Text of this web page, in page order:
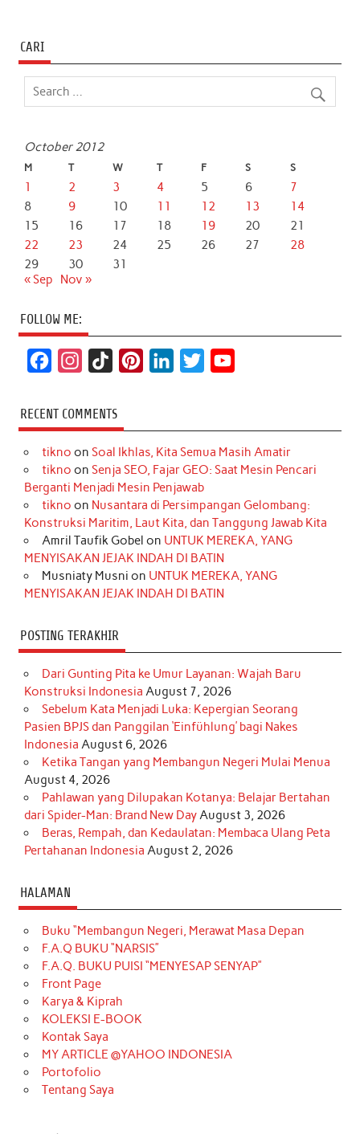
CARI
October 2012
M T W T F S S
1 2 3 4 5 6
7
8
9 10 11 12 13
14
15
16 17 18 19 20
21
22
23 24 25 26 27
28
29
30
31
« Sep
Nov »
FOLLOW ME:
c
e
b
o
k
s
t
a
r
a
m
k
T
o
k
t
e
r
e
s
t
k
e
d
I
n
t
t
r
T
u
e
RECENT COMMENTS
tikno on Soal Ikhlas, Kita Semua Masih Amatir
tikno on Senja SEO, Fajar GEO: Saat Mesin Pencari
Berganti Menjadi Mesin Penjawab
tikno on Nusantara di Persimpangan Gelombang:
Konstruksi Maritim, Laut Kita, dan Tanggung Jawab Kita
Amril Taufik Gobel on UNTUK MEREKA, YANG
MENYISAKAN JEJAK INDAH DI BATIN
Musniaty Musni on UNTUK MEREKA, YANG
MENYISAKAN JEJAK INDAH DI BATIN
POSTING TERAKHIR
Dari Gunting Pita ke Umur Layanan: Wajah Baru
Konstruksi Indonesia August 7, 2026
Sebelum Kata Menjadi Luka: Kepergian Seorang
Pasien BPJS dan Panggilan ‘Einfühlung’ bagi Nakes
Indonesia August 6, 2026
Ketika Tangan yang Membangun Negeri Mulai Menua
August 4, 2026
Pahlawan yang Dilupakan Kotanya: Belajar Bertahan
dari Spider-Man: Brand New DayAugust 3, 2026
Beras, Rempah, dan Kedaulatan: Membaca Ulang Peta
Pertahanan Indonesia August 2, 2026
HALAMAN
Buku “Membangun Negeri, Merawat Masa Depan
F.A.Q BUKU “NARSIS”
F.A.Q. BUKU PUISI “MENYESAP SENYAP”
Front Page
Karya & Kiprah
KOLEKSI E-BOOK
Kontak Saya
MY ARTICLE @YAHOO INDONESIA
Portofolio
Tentang Saya